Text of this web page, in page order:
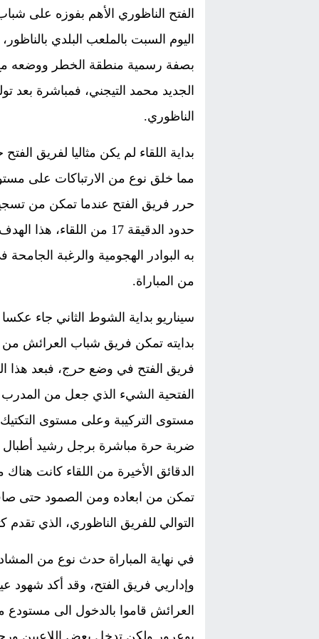
الفتح الناظوري الأهم بفوزه على
اليوم السبت بالملعب البلدي
بصفة رسمية منطقة الخطر ووضعه
الجديد محمد التيجني، فمباشرة بعد
الناظوري.
بداية اللقاء لم يكن مثاليا لفريق
مما خلق نوع من الارتباكات على
حرر فريق الفتح عندما تمكن من
حدود الدقيقة 17 من
به البوادر الهجومية والرغبة
من المباراة.
سيناريو بداية الشوط الثاني جاء
بدايته تمكن فريق شباب العرائش
فريق الفتح في وضع حرج، فبعد هذا
الفتحية الشيء الذي جعل من المدرب
ضربة حرة مباشرة برجل رشيد
الدقائق الأخيرة من اللقاء كانت
تمكن من ابعاده ومن الصمود حتى
التوالي للفريق الناظوري، الذي تقدم
في نهاية المباراة حدث نوع من
وإداريي فريق الفتح، وقد أكد شهود
العرائش قاموا بالدخول الى مستودع